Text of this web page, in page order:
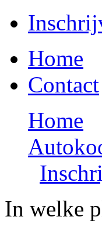
Home
Contact
Home
In welke